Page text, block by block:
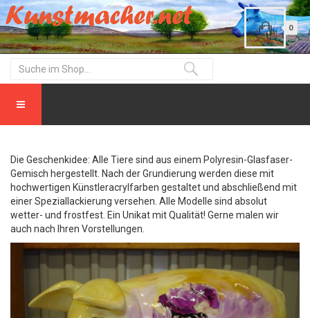
0
Die Geschenkidee: Alle Tiere sind aus einem Polyresin-Glasfaser-
Gemisch hergestellt. Nach der Grundierung werden diese mit
hochwertigen Künstleracrylfarben gestaltet und abschließend mit
einer Speziallackierung versehen. Alle Modelle sind absolut
wetter- und frostfest. Ein Unikat mit Qualität! Gerne malen wir
auch nach Ihren Vorstellungen.